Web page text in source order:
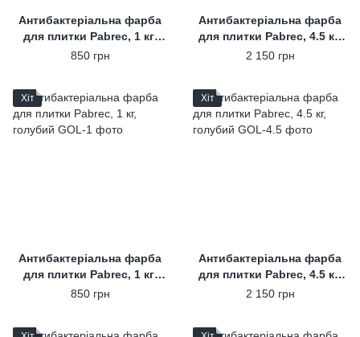
Антибактеріальна фарба
для плитки Pabrec, 1 кг,
графіт
850 грн
Антибактеріальна фарба
для плитки Pabrec, 4.5 кг,
графіт
2 150 грн
Хіт
Антибактеріальна фарба
для плитки Pabrec, 1 кг,
голубий
850 грн
Хіт
Антибактеріальна фарба
для плитки Pabrec, 4.5 кг,
голубий
2 150 грн